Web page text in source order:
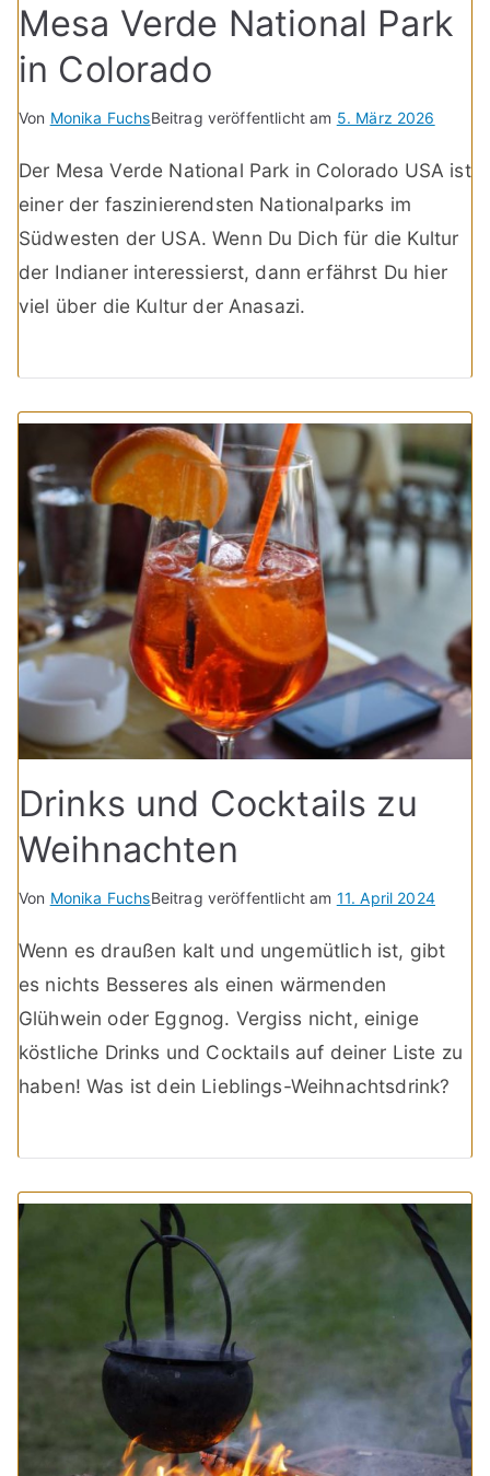
Mesa Verde National Park
in Colorado
Von Monika FuchsBeitrag veröffentlicht am 5. März 2026
Der Mesa Verde National Park in Colorado USA ist
einer der faszinierendsten Nationalparks im
Südwesten der USA. Wenn Du Dich für die Kultur
der Indianer interessierst, dann erfährst Du hier
viel über die Kultur der Anasazi.
Drinks und Cocktails zu
Weihnachten
Von Monika FuchsBeitrag veröffentlicht am 11. April 2024
Wenn es draußen kalt und ungemütlich ist, gibt
es nichts Besseres als einen wärmenden
Glühwein oder Eggnog. Vergiss nicht, einige
köstliche Drinks und Cocktails auf deiner Liste zu
haben! Was ist dein Lieblings-Weihnachtsdrink?